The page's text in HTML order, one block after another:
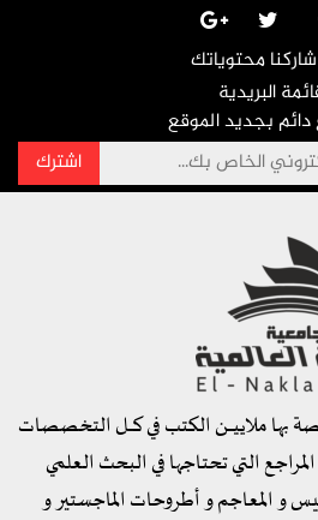
شاركنا محتوياتك
البريدية
بجديد الموقع
بها ملاييــــن الكتب في كــــل التخصصات
التي تحتاجها في البحث العلمي
و المعاجم و أطروحات الماجستير و